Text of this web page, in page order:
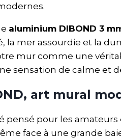
aluminium DIBOND 3
la mer assourdie et la
mur comme une
sensation de calme et
art mural
pensé pour les
face à une grande